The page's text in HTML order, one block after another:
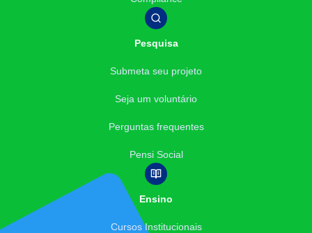
Pesquisa
Submeta seu projeto
Seja um voluntário
Perguntas frequentes
Pensi Social
Ensino
Cursos Institucionais